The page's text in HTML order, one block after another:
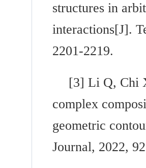
structures in
interactions[J].
2201-2219.
[3] Li Q, Chi
complex
geometric
Journal, 2022,